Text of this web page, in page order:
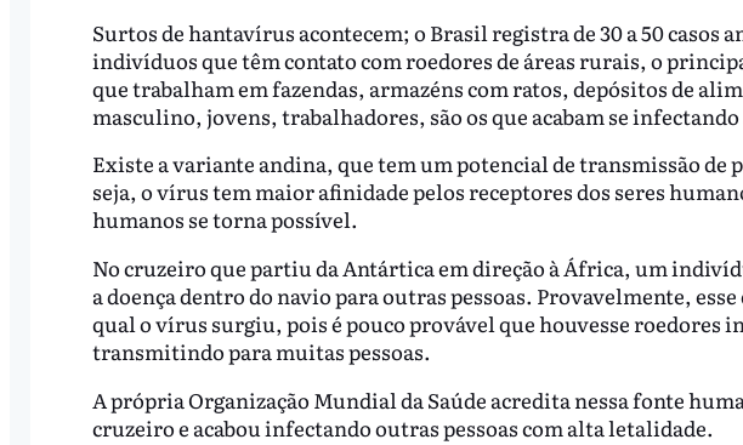
Surtos de hantavírus acontecem; o Brasil registra de 30 a 50 casos
indivíduos que têm contato com roedores de áreas rurais, o
que trabalham em fazendas, armazéns com ratos, depósitos de
masculino, jovens, trabalhadores, são os que acabam se
Existe a variante andina, que tem um potencial de transmissão de
seja, o vírus tem maior afinidade pelos receptores dos seres
humanos se torna possível.
No cruzeiro que partiu da Antártica em direção à África, um
a doença dentro do navio para outras pessoas. Provavelmente,
qual o vírus surgiu, pois é pouco provável que houvesse roedores
transmitindo para muitas pessoas.
A própria Organização Mundial da Saúde acredita nessa fonte
cruzeiro e acabou infectando outras pessoas com alta letalidade.